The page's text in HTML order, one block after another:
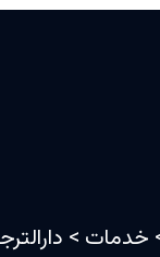
خدمات >